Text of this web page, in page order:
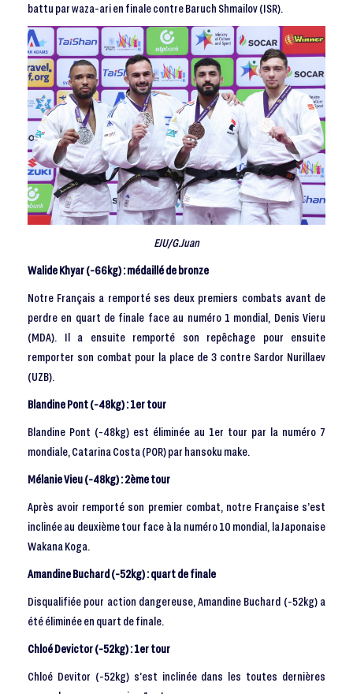
battu par waza-ari en finale contre Baruch Shmailov (ISR).
EJU/G.Juan
Walide Khyar (-66kg) : médaillé de bronze
Notre Français a remporté ses deux premiers combats avant de
perdre en quart de finale face au numéro 1 mondial, Denis Vieru
(MDA). Il a ensuite remporté son repêchage pour ensuite
remporter son combat pour la place de 3 contre Sardor Nurillaev
(UZB).
Blandine Pont (-48kg) : 1er tour
Blandine Pont (-48kg) est éliminée au 1er tour par la numéro 7
mondiale, Catarina Costa (POR) par hansoku make.
Mélanie Vieu (-48kg) : 2ème tour
Après avoir remporté son premier combat, notre Française s’est
inclinée au deuxième tour face à la numéro 10 mondial, la Japonaise
Wakana Koga.
Amandine Buchard (-52kg) : quart de finale
Disqualifiée pour action dangereuse, Amandine Buchard (-52kg) a
été éliminée en quart de finale.
Chloé Devictor (-52kg) : 1er tour
Chloé Devitor (-52kg) s’est inclinée dans les toutes dernières